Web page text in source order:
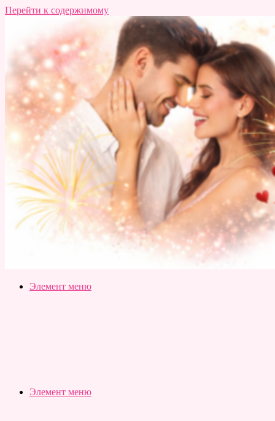
Перейти к содержимому
Slubovju.ru
Бесплатные
Элемент меню
Элемент меню